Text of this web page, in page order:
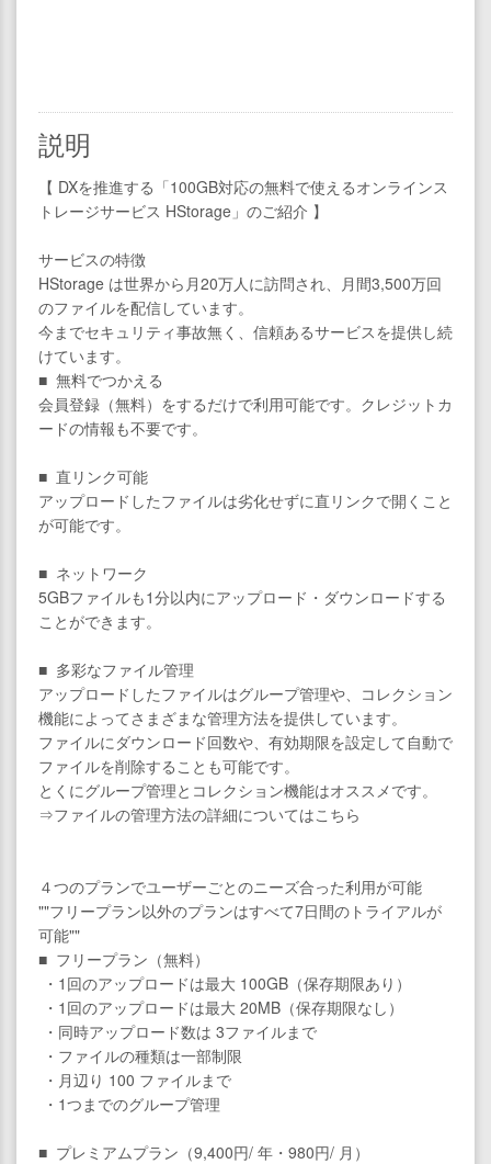
説明
【 DXを推進する「100GB対応の無料で使えるオンラインス
トレージサービス HStorage」のご紹介 】
サービスの特徴
HStorage は世界から月20万人に訪問され、月間3,500万回
のファイルを配信しています。
今までセキュリティ事故無く、信頼あるサービスを提供し続
けています。
■ 無料でつかえる
会員登録（無料）をするだけで利用可能です。クレジットカ
ードの情報も不要です。
■ 直リンク可能
アップロードしたファイルは劣化せずに直リンクで開くこと
が可能です。
■ ネットワーク
5GBファイルも1分以内にアップロード・ダウンロードする
ことができます。
■ 多彩なファイル管理
アップロードしたファイルはグループ管理や、コレクション
機能によってさまざまな管理方法を提供しています。
ファイルにダウンロード回数や、有効期限を設定して自動で
ファイルを削除することも可能です。
とくにグループ管理とコレクション機能はオススメです。
⇒ファイルの管理方法の詳細についてはこちら
４つのプランでユーザーごとのニーズ合った利用が可能
""フリープラン以外のプランはすべて7日間のトライアルが
可能""
■ フリープラン（無料）
・1回のアップロードは最大 100GB（保存期限あり）
・1回のアップロードは最大 20MB（保存期限なし）
・同時アップロード数は 3ファイルまで
・ファイルの種類は一部制限
・月辺り 100 ファイルまで
・1つまでのグループ管理
■ プレミアムプラン（9,400円/ 年・980円/ 月）